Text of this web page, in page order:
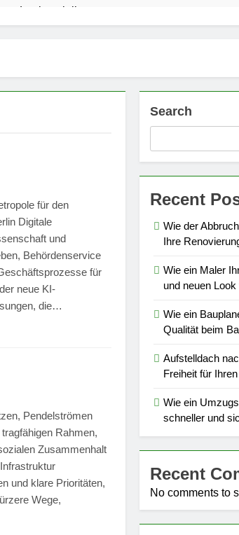
Look verleiht
Ihren Camper
Unternehmen
Hausrenovierung
für Ihre Immobilie
bevorzugen
Ihres Haustieres
für den
Digitale
und
Behördenservice
für
neue KI-
die…
Pendelströmen
Rahmen,
Zusammenhalt
und klare Prioritäten,
Wege,
Search
Recent
Wie der
Ihre
Wie ein Maler
und neuen
Wie ein
Qualität beim
Aufstelldach
Freiheit für
Wie ein
schneller und
Recent
No comments to